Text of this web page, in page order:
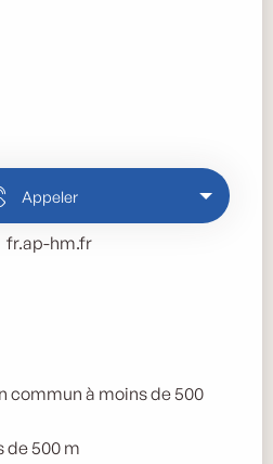
Appeler
fr.ap-hm.fr
commun à moins de 500
de 500 m